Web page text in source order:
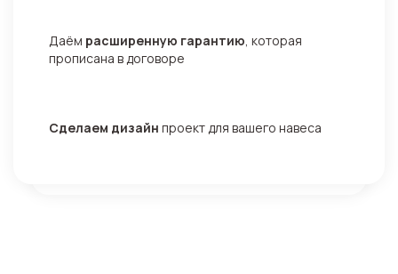
Даём расширенную гарантию , которая
прописана в договоре
Сделаем дизайн проект для вашего навеса